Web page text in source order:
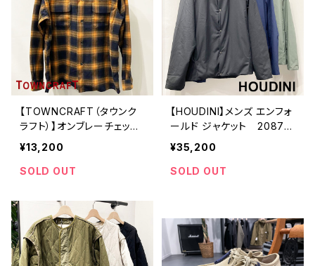
【TOWNCRAFT（タウンク
ラフト）】オンブレーチェック
シャツ マスタード×ブラッ
¥13,200
SOLD OUT
【HOUDINI】メンズ エンフォ
ールド ジャケット 20879
4
¥35,200
SOLD OUT